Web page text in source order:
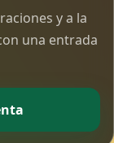
y a la
una entrada